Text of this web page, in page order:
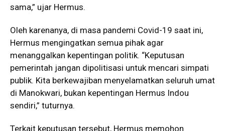
sama,” ujar Hermus.
Oleh karenanya, di masa pandemi Covid-19 saat ini,
Hermus mengingatkan semua pihak agar
menanggalkan kepentingan politik. “Keputusan
pemerintah jangan dipolitisasi untuk mencari simpati
publik. Kita berkewajiban menyelamatkan seluruh umat
di Manokwari, bukan kepentingan Hermus Indou
sendiri,” tuturnya.
Terkait keputusan tersebut, Hermus memohon